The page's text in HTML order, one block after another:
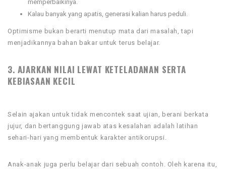
memperbaikinya.
Kalau banyak yang apatis, generasi kalian harus peduli.
Optimisme bukan berarti menutup mata dari masalah, tapi
menjadikannya bahan bakar untuk terus belajar.
3. AJARKAN NILAI LEWAT KETELADANAN SERTA
KEBIASAAN KECIL
Selain ajakan untuk tidak mencontek saat ujian, berani berkata
jujur, dan bertanggung jawab atas kesalahan adalah latihan
sehari-hari yang membentuk karakter antikorupsi.
Anak-anak juga perlu belajar dari sebuah contoh. Oleh karena itu,